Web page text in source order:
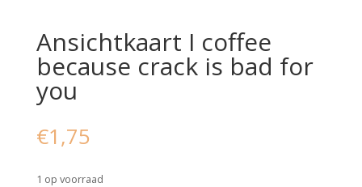
Ansichtkaart I coffee
because crack is bad for
you
€1,75
1 op voorraad